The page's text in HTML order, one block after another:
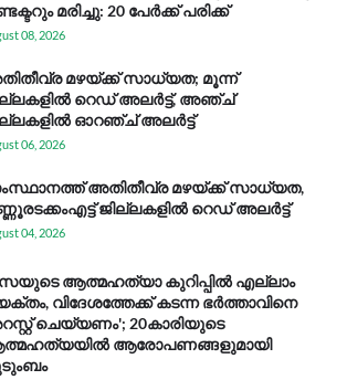
മരിച്ചു: 20 പേര്‍ക്ക് പരിക്ക്
08, 2026
മഴയ്ക്ക് സാധ്യത; മൂന്ന്
റെഡ് അലർട്ട്, അഞ്ച്
ഓറഞ്ച് അലർട്ട്
06, 2026
അ​തി​തീ​വ്ര മ​ഴ​യ്ക്ക് സാ​ധ്യ​ത,
ജി​ല്ല​ക​ളി​ൽ റെ​ഡ് അ​ലർ​ട്ട്
04, 2026
ആത്മഹത്യാ കുറിപ്പിൽ എല്ലാം
വിദേശത്തേക്ക് കടന്ന ഭർത്താവിനെ
ചെയ്യണം'; 20കാരിയുടെ
ആരോപണങ്ങളുമായി